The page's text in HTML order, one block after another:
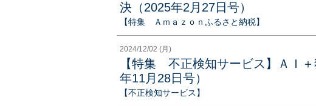
決（2025年2月27日号）
【特集 Ａｍａｚｏｎふるさと納税】
2024/12/02 (月)
【特集 不正検知サービス】ＡＩ
年11月28日号）
【不正検知サービス】